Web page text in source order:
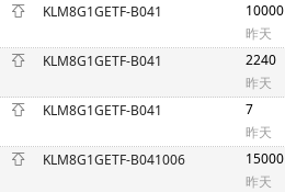
KLM8G1GETF-B041
10000
昨天
KLM8G1GETF-B041
2240
昨天
KLM8G1GETF-B041
7
昨天
KLM8G1GETF-B041006
15000
昨天